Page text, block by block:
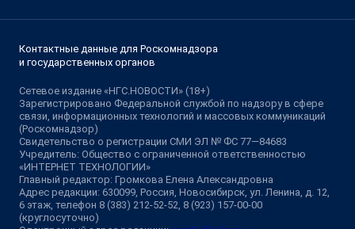
Контактные данные для Роскомнадзора
и государственных органов
Сетевое издание «НГС.НОВОСТИ» (18+)
Зарегистрировано Федеральной службой по надзору в сфере
связи, информационных технологий и массовых коммуникаций
(Роскомнадзор)
Свидетельство о регистрации СМИ ЭЛ № ФС 77—84683
Учредитель: Общество с ограниченной ответственностью
«ИНТЕРНЕТ ТЕХНОЛОГИИ»
Главный редактор: Громкова Елена Александровна
Адрес редакции: 630099, Россия, Новосибирск, ул. Ленина, д. 12,
6 этаж, телефон 8 (383) 212-52-52, 8 (923) 157-00-00
(круглосуточно)